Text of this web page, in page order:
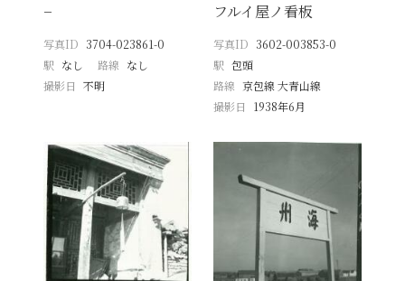
−
写真ID 3704-023861-0
駅 なし 路線 なし
撮影日
不明
フルイ屋ノ看板
写真ID 3602-003853-0
駅 包頭
路線 京包線 大青山線
撮影日
1938年6月